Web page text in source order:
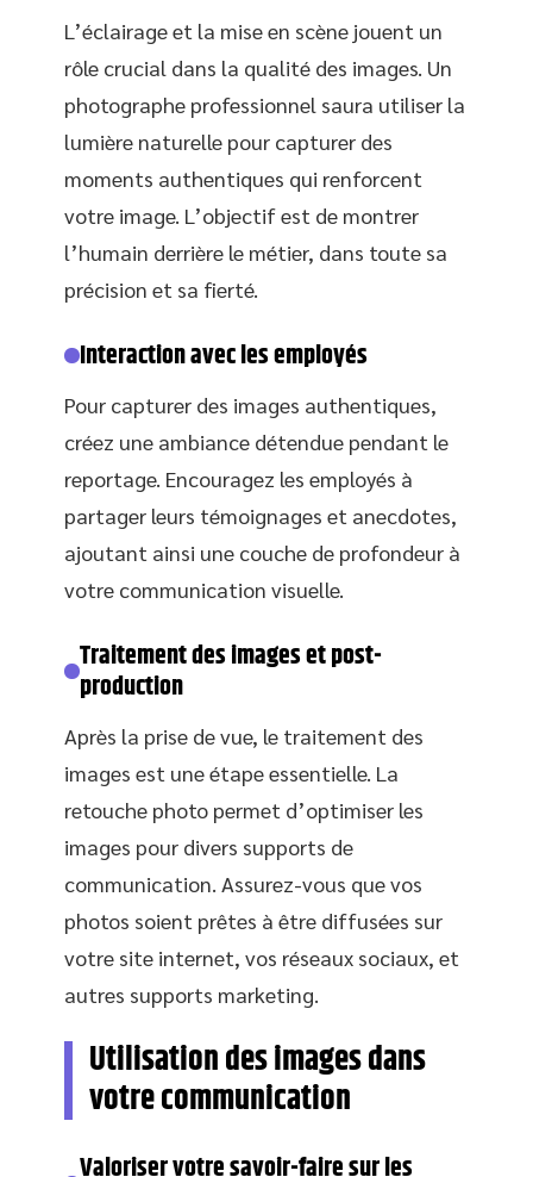
L’éclairage et la mise en scène jouent un
rôle crucial dans la qualité des images. Un
photographe professionnel saura utiliser la
lumière naturelle pour capturer des
moments authentiques qui renforcent
votre image. L’objectif est de montrer
l’humain derrière le métier, dans toute sa
précision et sa fierté.
Interaction avec les employés
Pour capturer des images authentiques,
créez une ambiance détendue pendant le
reportage. Encouragez les employés à
partager leurs témoignages et anecdotes,
ajoutant ainsi une couche de profondeur à
votre communication visuelle.
Traitement des images et post-
production
Après la prise de vue, le traitement des
images est une étape essentielle. La
retouche photo permet d’optimiser les
images pour divers supports de
communication. Assurez-vous que vos
photos soient prêtes à être diffusées sur
votre site internet, vos réseaux sociaux, et
autres supports marketing.
Utilisation des images dans
votre communication
Valoriser votre savoir-faire sur les